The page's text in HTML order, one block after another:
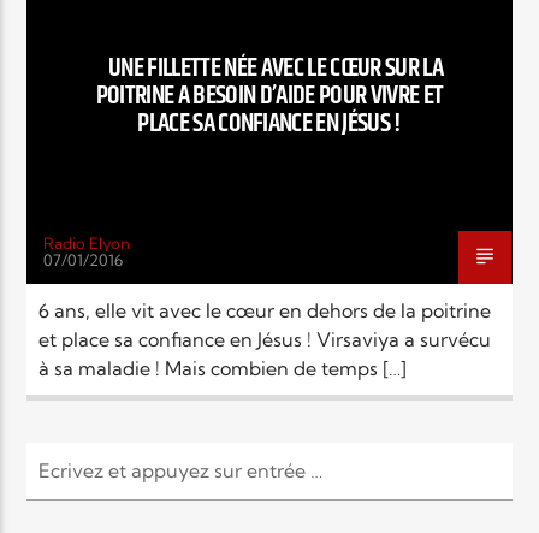
Radio Elyon
Elyon Rhema
Elyon Hits
UNE FILLETTE NÉE AVEC LE CŒUR SUR LA
POITRINE A BESOIN D’AIDE POUR VIVRE ET
PLACE SA CONFIANCE EN JÉSUS !
Radio Elyon
07/01/2016
6 ans, elle vit avec le cœur en dehors de la poitrine
et place sa confiance en Jésus ! Virsaviya a survécu
à sa maladie ! Mais combien de temps […]